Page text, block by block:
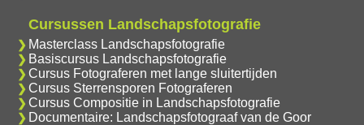
Cursussen Landschapsfotografie
Masterclass Landschapsfotografie
Basiscursus Landschapsfotografie
Cursus Fotograferen met lange sluitertijden
Cursus Sterrensporen Fotograferen
Cursus Compositie in Landschapsfotografie
Documentaire: Landschapsfotograaf van de Goor